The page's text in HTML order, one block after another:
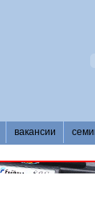
вакансии